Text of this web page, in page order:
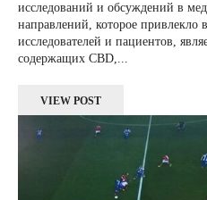
исследований и обсуждений в
направлений, которое привлекло
исследователей и пациентов,
содержащих CBD,...
VIEW POST